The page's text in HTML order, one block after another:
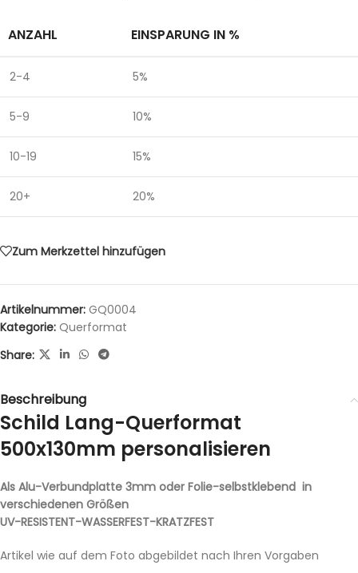
ANZAHL EINSPARUNG IN %
2-4 5%
5-9 10%
10-19 15%
20+ 20%
Zum Merkzettel hinzufügen
Artikelnummer: GQ0004
Kategorie: Querformat
Share:
Beschreibung
Schild Lang-Querformat
500x130mm personalisieren
Als Alu-Verbundplatte 3mm oder Folie-selbstklebend in
verschiedenen Größen
UV-RESISTENT-WASSERFEST-KRATZFEST
Artikel wie auf dem Foto abgebildet nach Ihren Vorgaben